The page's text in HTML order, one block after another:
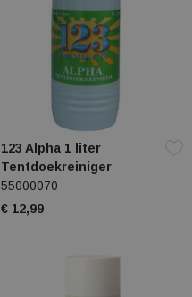
123 Alpha 1 liter
Tentdoekreiniger
55000070
€ 12,99